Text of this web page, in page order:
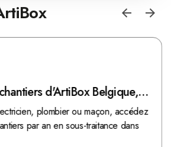
d'ArtiBox Belgique,
!
plombier ou maçon, accédez
par an en sous-traitance dans